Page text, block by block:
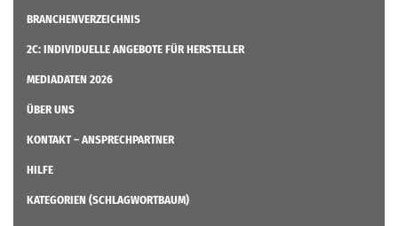
BRANCHENVERZEICHNIS
2C: INDIVIDUELLE ANGEBOTE FÜR HERSTELLER
MEDIADATEN 2026
ÜBER UNS
KONTAKT – ANSPRECHPARTNER
HILFE
KATEGORIEN (SCHLAGWORTBAUM)